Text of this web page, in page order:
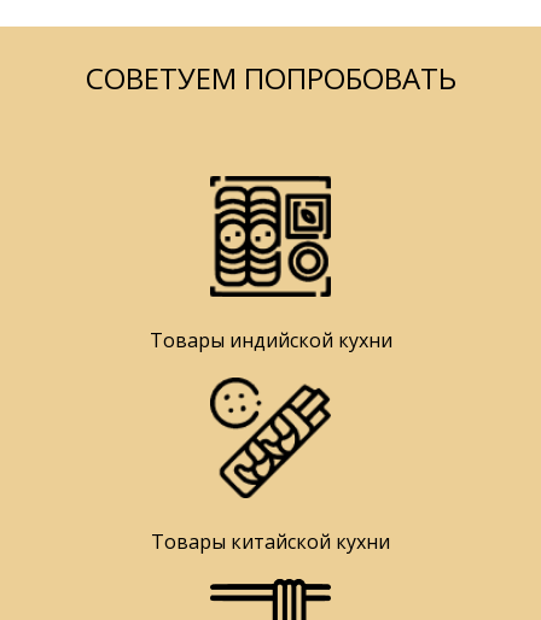
СОВЕТУЕМ ПОПРОБОВАТЬ
Товары индийской кухни
Товары китайской кухни